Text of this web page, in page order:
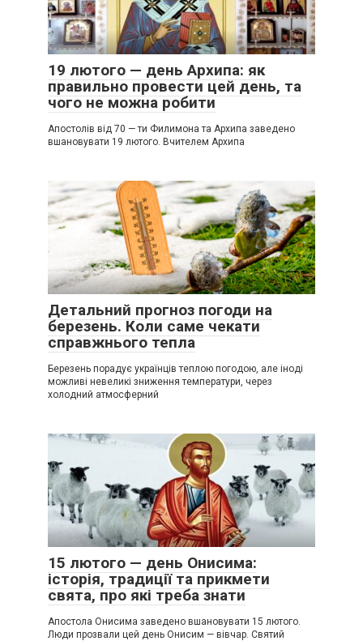
19 лютого — день Архипа: як
правильно провести цей день, та
чого не можна робити
Апостолів від 70 — ти Филимона та Архипа заведено
вшановувати 19 лютого. Вчителем Архипа
Детальний прогноз погоди на
березень. Коли саме чекати
справжнього тепла
Березень порадує українців теплою погодою, але іноді
можливі невеликі зниження температури, через
холодний атмосферний
15 лютого — день Онисима:
історія, традиції та прикмети
свята, про які треба знати
Апостола Онисима заведено вшановувати 15 лютого.
Люди прозвали цей день Онисим — вівчар. Святий